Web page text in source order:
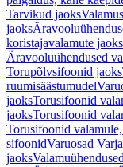
Tarvikud jaoks
jaoks
koristajavalamute jaoks
Äravooluühendused
Torupõlvsifoonid jaoks
ruumisäästumudel
jaoksTorusifoonid
jaoksTorusifoonid
Torusifoonid
sifoonidVaruosad
jaoksValamuühendused